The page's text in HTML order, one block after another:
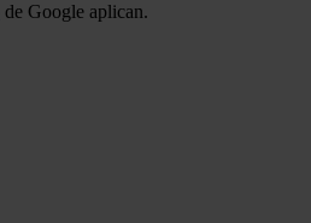
de Google aplican.